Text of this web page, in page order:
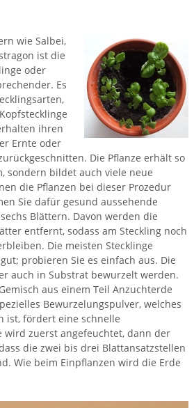
wie Salbei,
ist die
oder
Es
ihren
Ernte oder
Die Pflanze erhält so
sondern bildet auch viele neue
die Pflanzen bei dieser Prozedur
Sie dafür gesund aussehende
Blättern. Davon werden die
entfernt, sodass am Steckling noch
Die meisten Stecklinge
probieren Sie es einfach aus. Die
auch in Substrat bewurzelt werden.
aus einem Teil Anzuchterde
Bewurzelungspulver, welches
ist, fördert eine schnelle
wird zuerst angefeuchtet, dann der
die zwei bis drei Blattansatzstellen
Wie beim Einpflanzen wird die Erde